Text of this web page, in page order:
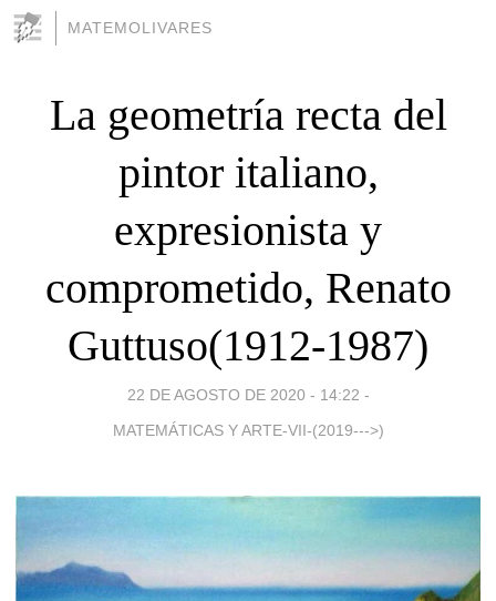
MATEMOLIVARES
La geometría recta del
pintor italiano,
expresionista y
comprometido, Renato
Guttuso(1912-1987)
22 DE AGOSTO DE 2020 - 14:22 -
MATEMÁTICAS Y ARTE-VII-(2019--->)